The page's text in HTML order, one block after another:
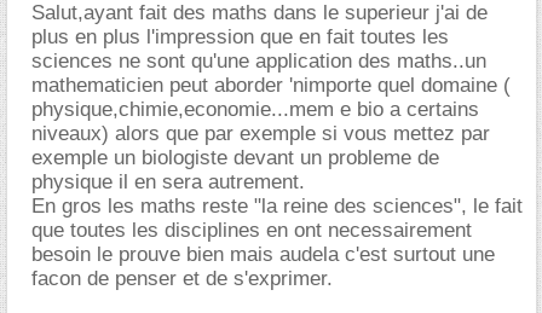
Salut,ayant fait des maths dans le superieur j'ai de
plus en plus l'impression que en fait toutes les
sciences ne sont qu'une application des maths..un
mathematicien peut aborder 'nimporte quel domaine (
physique,chimie,economie...mem e bio a certains
niveaux) alors que par exemple si vous mettez par
exemple un biologiste devant un probleme de
physique il en sera autrement.
En gros les maths reste "la reine des sciences", le fait
que toutes les disciplines en ont necessairement
besoin le prouve bien mais audela c'est surtout une
facon de penser et de s'exprimer.